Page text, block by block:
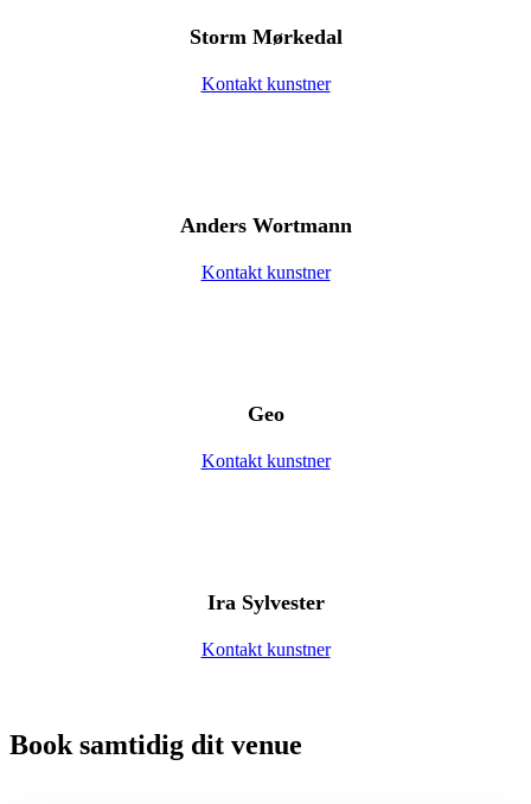
Storm Mørkedal
Kontakt kunstner
Anders Wortmann
Kontakt kunstner
Geo
Kontakt kunstner
Ira Sylvester
Kontakt kunstner
Book samtidig dit venue